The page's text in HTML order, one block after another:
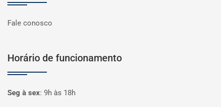
Fale conosco
Horário de funcionamento
Seg à sex: 9h às 18h